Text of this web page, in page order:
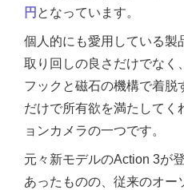
円 となっています。
個人的にも愛用している製
取り回しの良さだけでなく
フックと磁石の機構で着脱
だけで所有欲を満たしてく
ョンカメラの一つです。
元々新モデルのAction 3が
あったものの、従来のオー